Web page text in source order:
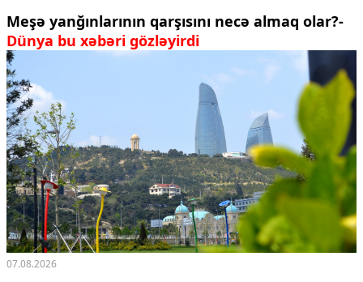
Meşə yanğınlarının qarşısını necə almaq olar?-
Dünya bu xəbəri gözləyirdi
07.08.2026